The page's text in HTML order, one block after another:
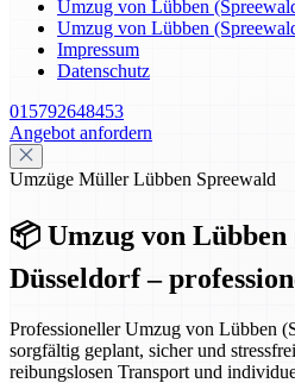
Umzug von Lübben
Umzug von Lübben
Impressum
Datenschutz
015792648453
Angebot anfordern
Umzüge Müller Lübben Spreewald
📦 Umzug von Lübben
Düsseldorf –
Professioneller Umzug von Lübben
sorgfältig geplant, sicher und
reibungslosen Transport und